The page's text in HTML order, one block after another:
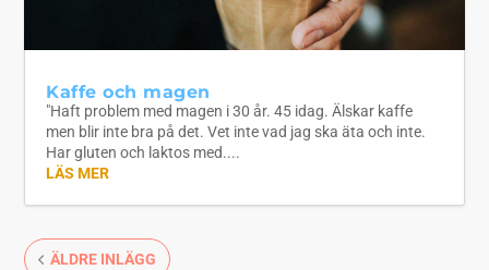
Kaffe och magen
"Haft problem med magen i 30 år. 45 idag. Älskar kaffe
men blir inte bra på det. Vet inte vad jag ska äta och inte.
Har gluten och laktos med....
LÄS MER
ÄLDRE INLÄGG